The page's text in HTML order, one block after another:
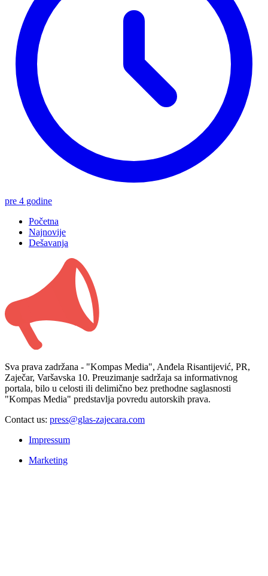
pre 4 godine
Početna
Najnovije
Dešavanja
Sva prava zadržana - "Kompas Media", Anđela Risantijević, PR,
Zaječar, Varšavska 10. Preuzimanje sadržaja sa informativnog
portala, bilo u celosti ili delimično bez prethodne saglasnosti
"Kompas Media" predstavlja povredu autorskih prava.
Contact us: press@glas-zajecara.com
Impressum
Marketing